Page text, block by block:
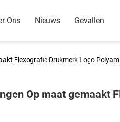
Ons Nieuws Gevallen
Flexografie Drukmerk Logo
Op maat gemaakt